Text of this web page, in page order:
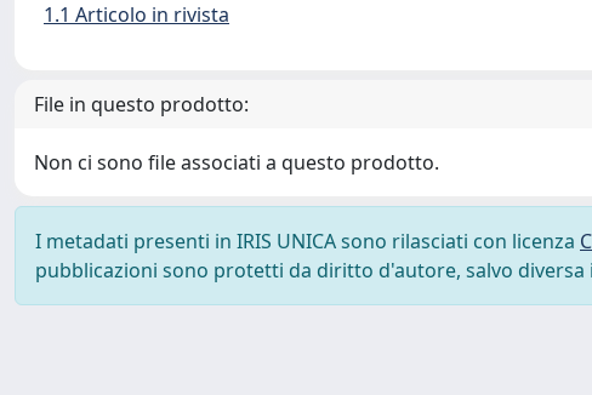
1.1 Articolo in rivista
File in questo prodotto:
Non ci sono file associati a questo prodotto.
I metadati presenti in IRIS UNICA sono rilasciati con licenza
pubblicazioni sono protetti da diritto d'autore, salvo diversa